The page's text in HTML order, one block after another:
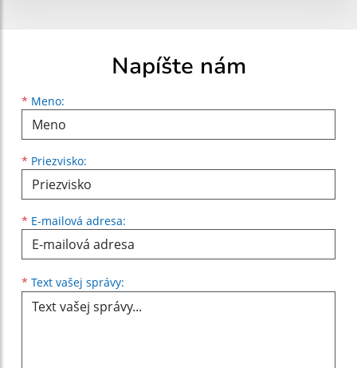
Napíšte nám
* Meno:
Meno
* Priezvisko:
Priezvisko
* E-mailová adresa:
E-mailová adresa
* Text vašej správy: